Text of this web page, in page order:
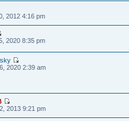
2012 4:16 pm
2020 8:35 pm
2020 2:39 am
2013 9:21 pm